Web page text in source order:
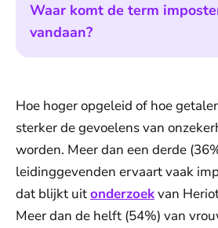
Waar komt de term
vandaan?
Hoe hoger opgeleid of hoe
sterker de gevoelens van
worden. Meer dan een derde
leidinggevenden ervaart vaak
dat blijkt uitonderzoekvan
Meer dan de helft (54%) van